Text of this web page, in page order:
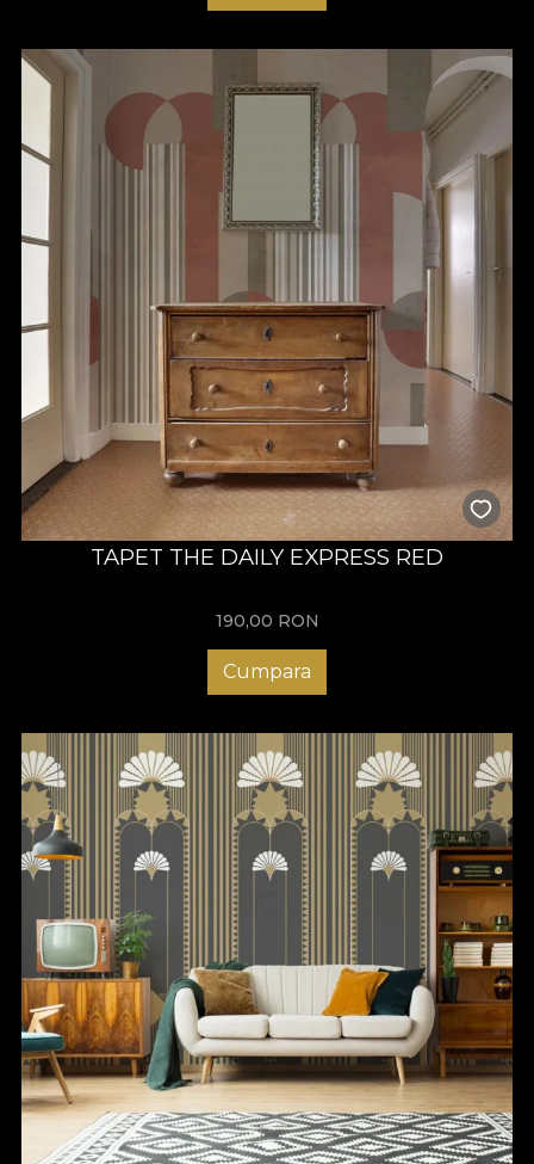
TAPET THE DAILY EXPRESS RED
190,00 RON
Cumpara